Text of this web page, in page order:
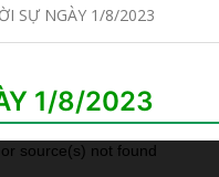
SỰ NGÀY 1/8/2023
1/8/2023
source(s) not found